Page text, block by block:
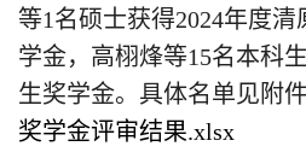
等1名硕士获得2024年度
学金，高栩烽等15名本科
生奖学金。具体名单见附
奖学金评审结果.xlsx